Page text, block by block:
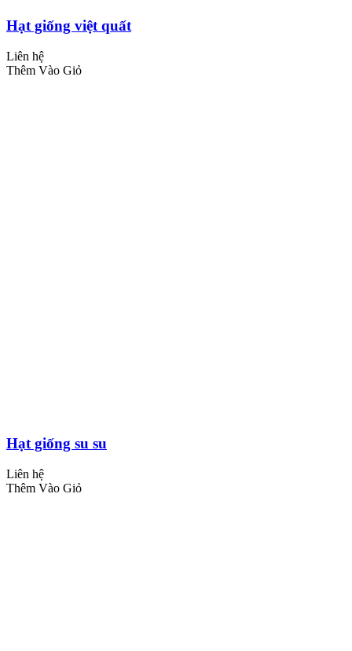
Hạt giống việt quất
Liên hệ
Thêm Vào Giỏ
Hạt giống su su
Liên hệ
Thêm Vào Giỏ